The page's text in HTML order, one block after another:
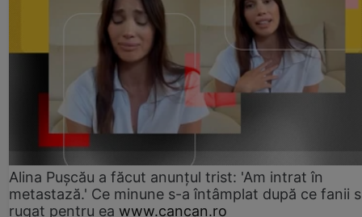
Alina Pușcău a făcut anunțul trist: 'Am intrat în
metastază.' Ce minune s-a întâmplat după ce fanii
rugat pentru ea www.cancan.ro